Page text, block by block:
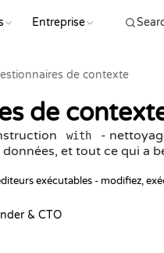
Entreprise
de contexte
de
with
-
et tout ce qui a
exécutables - modifiez,
& CTO